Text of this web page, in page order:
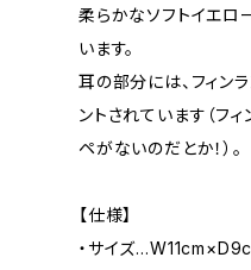
柔らかなソフトイエロ
います。
耳の部分には、フィン
ントされています（フ
ペがないのだとか！）。
【仕様】
・サイズ